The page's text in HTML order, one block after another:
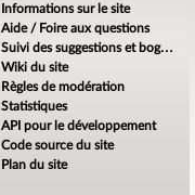
Informations sur le site
Aide / Foire aux questions
Suivi des suggestions et bogues
Wiki du site
Règles de modération
Statistiques
API pour le développement
Code source du site
Plan du site